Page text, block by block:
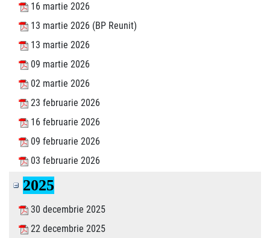
16 martie 2026
13 martie 2026 (BP Reunit)
13 martie 2026
09 martie 2026
02 martie 2026
23 februarie 2026
16 februarie 2026
09 februarie 2026
03 februarie 2026
2025
30 decembrie 2025
22 decembrie 2025